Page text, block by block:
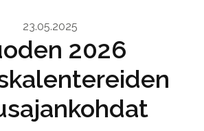
23.05.2025
2026